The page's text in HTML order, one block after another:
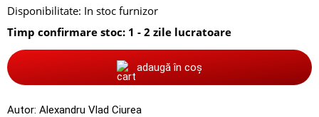
Disponibilitate: In stoc furnizor
Timp confirmare stoc: 1 - 2 zile lucratoare
adaugă în coș
Autor: Alexandru Vlad Ciurea